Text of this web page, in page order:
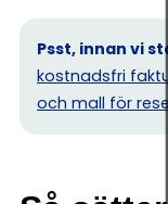
Psst, innan vi
kostnadsfri
och mall för